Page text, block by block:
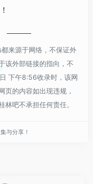
来源于网络，不保证外
该外部链接的指向，不
下午8:56收录时，该网
页的内容如出现违规，
吧不承担任何责任。
与分享！